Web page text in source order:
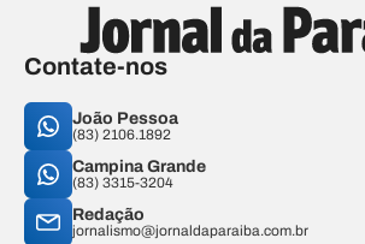
Contate-nos
João Pessoa
(83) 2106.1892
Campina Grande
(83) 3315-3204
Redação
jornalismo@jornaldaparaiba.com.br